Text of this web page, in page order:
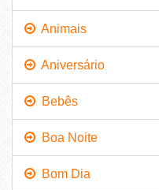
Animais
Aniversário
Bebês
Boa Noite
Bom Dia